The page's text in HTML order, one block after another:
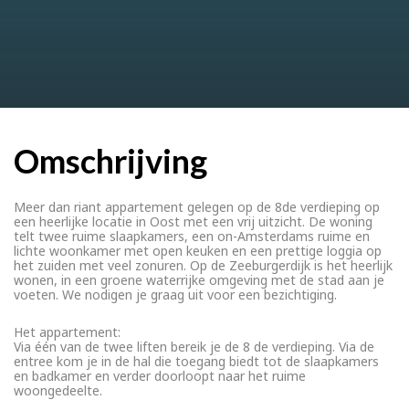
Omschrijving
Meer dan riant appartement gelegen op de 8de verdieping op
een heerlijke locatie in Oost met een vrij uitzicht. De woning
telt twee ruime slaapkamers, een on-Amsterdams ruime en
lichte woonkamer met open keuken en een prettige loggia op
het zuiden met veel zonuren. Op de Zeeburgerdijk is het heerlijk
wonen, in een groene waterrijke omgeving met de stad aan je
voeten. We nodigen je graag uit voor een bezichtiging.
Het appartement:
Via één van de twee liften bereik je de 8 de verdieping. Via de
entree kom je in de hal die toegang biedt tot de slaapkamers
en badkamer en verder doorloopt naar het ruime
woongedeelte.